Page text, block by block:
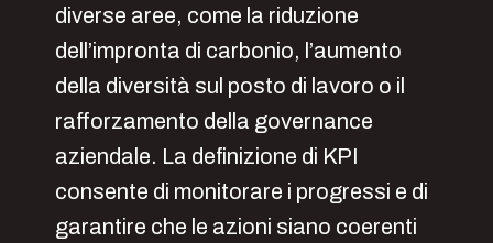
diverse aree, come la riduzione
dell’impronta di carbonio, l’aumento
della diversità sul posto di lavoro o il
rafforzamento della governance
aziendale. La definizione di KPI
consente di monitorare i progressi e di
garantire che le azioni siano coerenti